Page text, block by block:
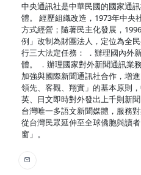
中央通訊社是中華民國的國家通
體。 經歷組織改造，1973年中央
方式經營；隨著民主化發展，
例」改制為財團法人，定位為全
行三大法定任務： ．辦理國內外
體。 ．辦理國家對外新聞通訊業
加強與國際新聞通訊社合作，增
領先、客觀、翔實」的基本原則
英、日文即時對外發出上千則新
台灣唯一多語文新聞媒體，服務
從台灣民眾延伸至全球僑胞與讀
窗」。